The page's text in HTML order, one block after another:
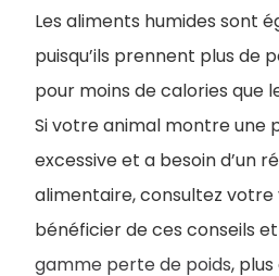
Les aliments humides sont
puisqu’ils prennent plus de
pour moins de calories que
Si votre animal montre une
excessive et a besoin d’un
alimentaire, consultez
bénéficier de ces conseils
gamme perte de poids,